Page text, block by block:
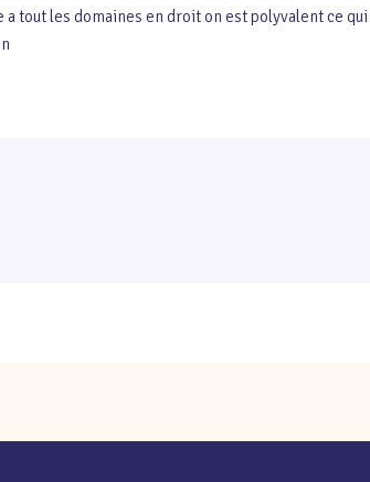
tout les domaines en droit on est polyvalent ce